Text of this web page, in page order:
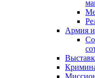
Армия и